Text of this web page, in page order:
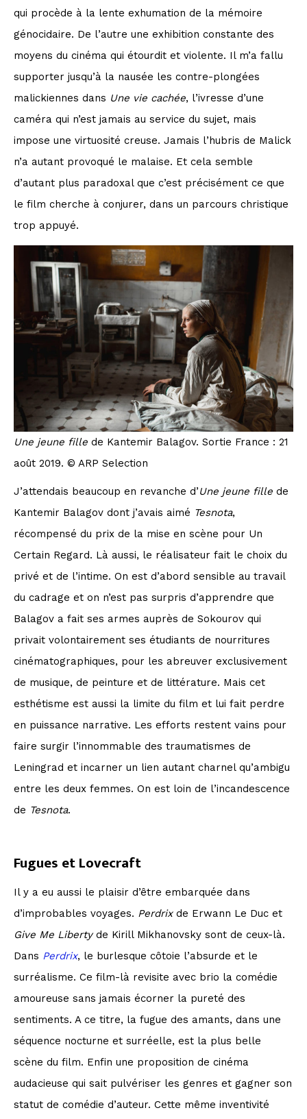
qui procède à la lente exhumation de la mémoire
génocidaire. De l’autre une exhibition constante des
moyens du cinéma qui étourdit et violente. Il m’a fallu
supporter jusqu’à la nausée les contre-plongées
malickiennes dans Une vie cachée, l’ivresse d’une
caméra qui n’est jamais au service du sujet, mais
impose une virtuosité creuse. Jamais l’hubris de Malick
n’a autant provoqué le malaise. Et cela semble
d’autant plus paradoxal que c’est précisément ce que
le film cherche à conjurer, dans un parcours christique
trop appuyé.
Une jeune fille de Kantemir Balagov. Sortie France : 21
août 2019. © ARP Selection
J’attendais beaucoup en revanche d’Une jeune fille de
Kantemir Balagov dont j’avais aimé Tesnota,
récompensé du prix de la mise en scène pour Un
Certain Regard. Là aussi, le réalisateur fait le choix du
privé et de l’intime. On est d’abord sensible au travail
du cadrage et on n’est pas surpris d’apprendre que
Balagov a fait ses armes auprès de Sokourov qui
privait volontairement ses étudiants de nourritures
cinématographiques, pour les abreuver exclusivement
de musique, de peinture et de littérature. Mais cet
esthétisme est aussi la limite du film et lui fait perdre
en puissance narrative. Les efforts restent vains pour
faire surgir l’innommable des traumatismes de
Leningrad et incarner un lien autant charnel qu’ambigu
entre les deux femmes. On est loin de l’incandescence
de Tesnota.
Fugues et Lovecraft
Il y a eu aussi le plaisir d’être embarquée dans
d’improbables voyages. Perdrixde Erwann Le Duc et
Give Me Libertyde Kirill Mikhanovsky sont de ceux-là.
Dans Perdrix, le burlesque côtoie l’absurde et le
surréalisme. Ce film-là revisite avec brio la comédie
amoureuse sans jamais écorner la pureté des
sentiments. A ce titre, la fugue des amants, dans une
séquence nocturne et surréelle, est la plus belle
scène du film. Enfin une proposition de cinéma
audacieuse qui sait pulvériser les genres et gagner son
statut de comédie d’auteur. Cette même inventivité